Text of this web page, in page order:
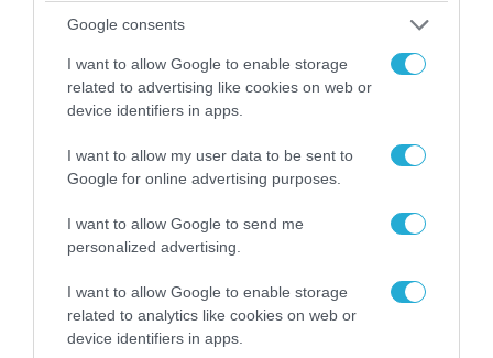
Google consents
I want to allow Google to enable storage
related to advertising like cookies on web or
device identifiers in apps.
I want to allow my user data to be sent to
Google for online advertising purposes.
I want to allow Google to send me
personalized advertising.
I want to allow Google to enable storage
related to analytics like cookies on web or
device identifiers in apps.
06.08.2026 | 09:03
«Οι εντελώς αθώοι»: Η ανάρτηση του Αρκά για
τα ζώα που χάθηκαν στις πυρκαγιές της